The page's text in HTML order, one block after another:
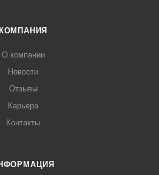
КОМПАНИЯ
О компании
Новости
Отзывы
Карьера
Контакты